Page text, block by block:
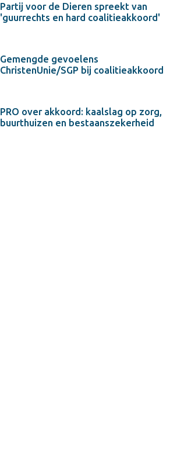
Partij voor de Dieren spreekt van
'guurrechts en hard coalitieakkoord'
Gemengde gevoelens
ChristenUnie/SGP bij coalitieakkoord
PRO over akkoord: kaalslag op zorg,
buurthuizen en bestaanszekerheid